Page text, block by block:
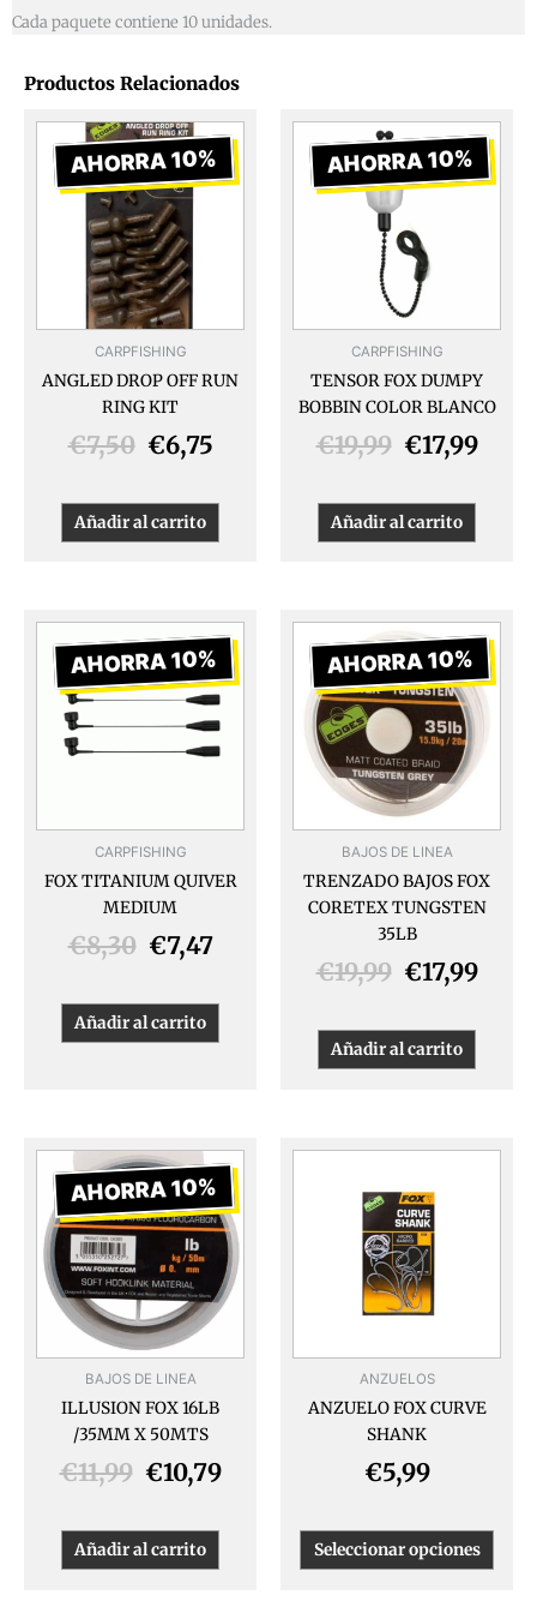
Cada paquete contiene 10 unidades.
Productos Relacionados
AHORRA 10%
CARPFISHING
ANGLED DROP OFF RUN
RING KIT
€7,50
El
precio
original
era:
€7,50.
€6,75
El
precio
actual
Añadir al carrito
AHORRA 10%
CARPFISHING
TENSOR FOX DUMPY
BOBBIN COLOR BLANCO
€19,99
El
precio
original
€19,99.
€17,99
El
Añadir al carrito
AHORRA 10%
CARPFISHING
FOX TITANIUM QUIVER
MEDIUM
€8,30
El
precio
original
era:
€8,30.
€7,47
El
precio
actual
es:
€7,47.
Añadir al carrito
AHORRA 10%
BAJOS DE LINEA
TRENZADO BAJOS FOX
CORETEX TUNGSTEN
35LB
€19,99
El
precio
original
era:
€19,99.
€17,99
El
Añadir al carrito
AHORRA 10%
BAJOS DE LINEA
ILLUSION FOX 16LB
/35MM X 50MTS
€11,99
El
precio
original
era:
€11,99.
€10,79
El
precio
actual
es:
€10,79.
Añadir al carrito
ANZUELOS
ANZUELO FOX CURVE
SHANK
€5,99
Seleccionar opciones
Este